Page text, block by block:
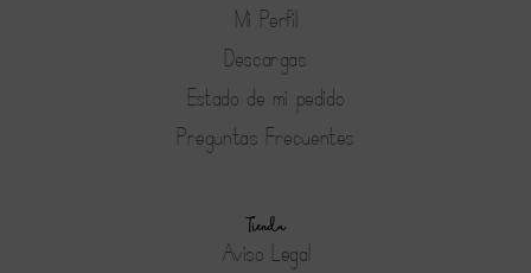
Mi Perfil
Descargas
Estado de mi pedido
Preguntas Frecuentes
Tienda
Aviso Legal